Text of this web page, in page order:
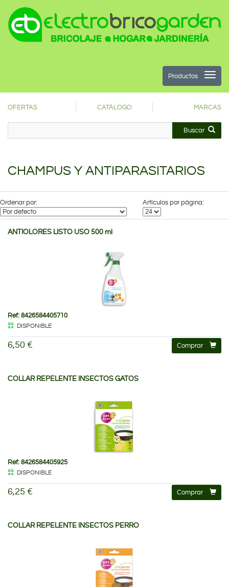
Productos
OFERTAS CATÁLOGO MARCAS
Buscar
CHAMPUS Y ANTIPARASITARIOS
Ordenar por: Artículos por página:
ANTIOLORES LISTO USO 500 ml
Ref: 8426584405710
DISPONIBLE
6,50 € Comprar
COLLAR REPELENTE INSECTOS GATOS
Ref: 8426584405925
DISPONIBLE
6,25 € Comprar
COLLAR REPELENTE INSECTOS PERRO